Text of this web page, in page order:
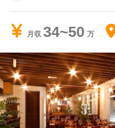
月収 34~50